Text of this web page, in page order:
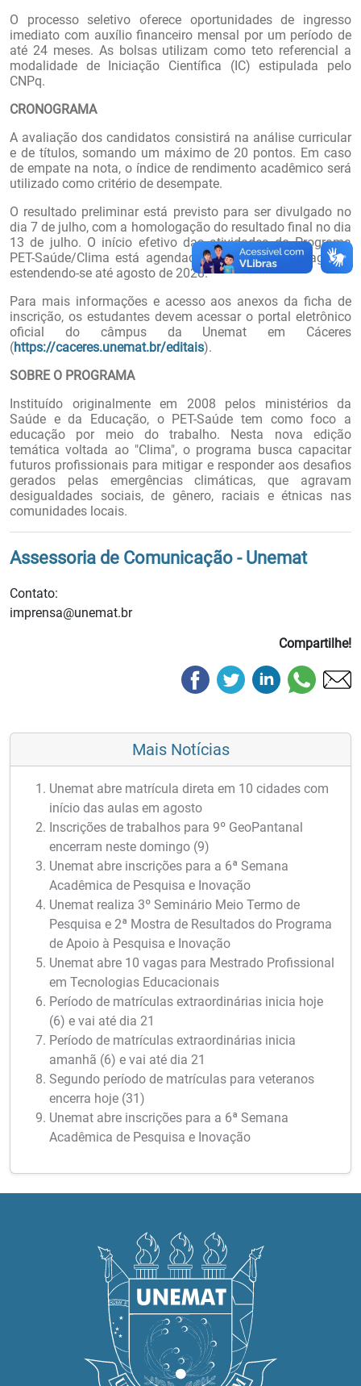
O processo seletivo oferece oportunidades de ingresso
imediato com auxílio financeiro mensal por um período de
até 24 meses. As bolsas utilizam como teto referencial a
modalidade de Iniciação Científica (IC) estipulada pelo
CNPq.
CRONOGRAMA
A avaliação dos candidatos consistirá na análise curricular
e de títulos, somando um máximo de 20 pontos. Em caso
de empate na nota, o índice de rendimento acadêmico será
utilizado como critério de desempate.
O resultado preliminar está previsto para ser divulgado no
dia 7 de julho, com a homologação do resultado final no dia
13 de julho. O início efetivo das atividades do Programa
PET-Saúde/Clima está agendado para o dia 3 de agosto,
estendendo-se até agosto de 2028.
Para mais informações e acesso aos anexos da ficha de
inscrição, os estudantes devem acessar o portal eletrônico
oficial do câmpus da Unemat em Cáceres
(https://caceres.unemat.br/editais).
SOBRE O PROGRAMA
Instituído originalmente em 2008 pelos ministérios da
Saúde e da Educação, o PET-Saúde tem como foco a
educação por meio do trabalho. Nesta nova edição
temática voltada ao "Clima", o programa busca capacitar
futuros profissionais para mitigar e responder aos desafios
gerados pelas emergências climáticas, que agravam
desigualdades sociais, de gênero, raciais e étnicas nas
comunidades locais.
Assessoria de Comunicação - Unemat
Contato:
imprensa@unemat.br
Compartilhe!
Mais Notícias
Unemat abre matrícula direta em 10 cidades com
início das aulas em agosto
Inscrições de trabalhos para 9º GeoPantanal
encerram neste domingo (9)
Unemat abre inscrições para a 6ª Semana
Acadêmica de Pesquisa e Inovação
Unemat realiza 3º Seminário Meio Termo de
Pesquisa e 2ª Mostra de Resultados do Programa
de Apoio à Pesquisa e Inovação
Unemat abre 10 vagas para Mestrado Profissional
em Tecnologias Educacionais
Período de matrículas extraordinárias inicia hoje
(6) e vai até dia 21
Período de matrículas extraordinárias inicia
amanhã (6) e vai até dia 21
Segundo período de matrículas para veteranos
encerra hoje (31)
Unemat abre inscrições para a 6ª Semana
Acadêmica de Pesquisa e Inovação